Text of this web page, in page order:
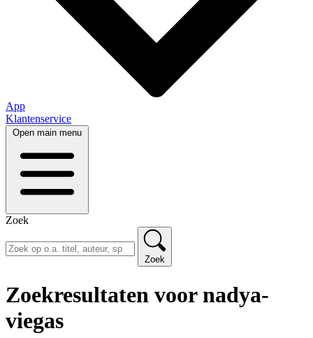
App
Klantenservice
Open main menu
Zoek
Zoek
Zoekresultaten voor nadya-
viegas